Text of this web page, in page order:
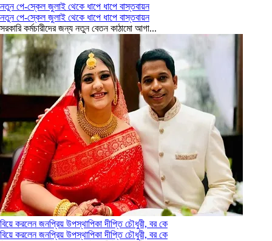
নতুন পে-স্কেল জুলাই থেকে ধাপে ধাপে বাস্তবায়ন
নতুন পে-স্কেল জুলাই থেকে ধাপে ধাপে বাস্তবায়ন
সরকারি কর্মচারীদের জন্য নতুন বেতন কাঠামো আগা...
বিয়ে করলেন জনপ্রিয় উপস্থাপিকা দীপ্তি চৌধুরী, বর কে
বিয়ে করলেন জনপ্রিয় উপস্থাপিকা দীপ্তি চৌধুরী, বর কে